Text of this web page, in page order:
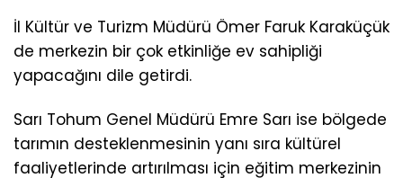
İl Kültür ve Turizm Müdürü Ömer Faruk Karaküçük
de merkezin bir çok etkinliğe ev sahipliği
yapacağını dile getirdi.
Sarı Tohum Genel Müdürü Emre Sarı ise bölgede
tarımın desteklenmesinin yanı sıra kültürel
faaliyetlerinde artırılması için eğitim merkezinin